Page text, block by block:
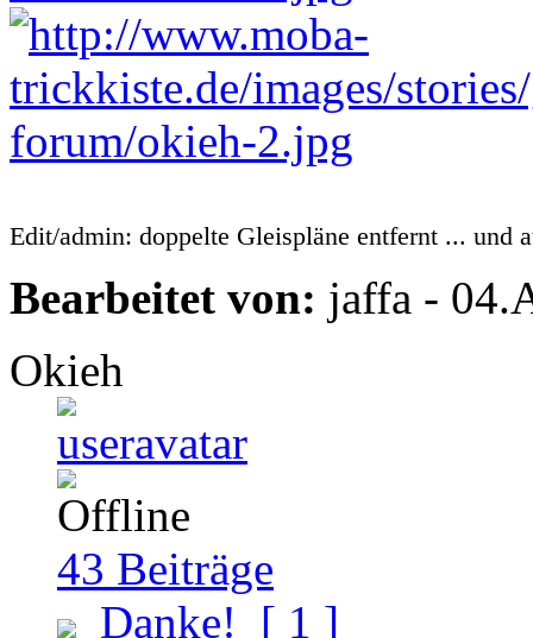
Edit/admin: doppelte Gleispläne entfernt ... und
Bearbeitet von: jaffa -
Okieh
43 Beiträge
Danke! [ 1 ]